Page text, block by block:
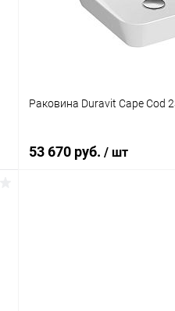
В избранное
Раковина Duravit Cape Cod
53 670 руб. / шт